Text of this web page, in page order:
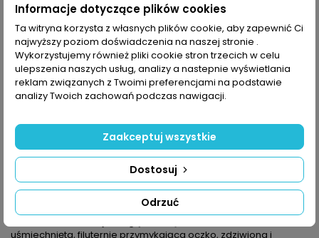
OPIS SZCZEGÓŁY PRODUKTU
Już wyszukanie ładnego modelu dla szydełkującego to radość,
a co dopiero, gdy od razu znajdzie ich kilka. W tym numerze
Wśród modeli: obrus prostokątny i kwadratowy z pęczkowymi
kwiatami oraz serwetka z wzorem przypominający ornament
bułgarski.
Jest też coś dla miłośników patchworku z cieniowanej włóczki: z
kwiatów o różnej wielkości powstały kwadratowa i prostokątna
serwetka. Na przeciwnym „grubościowo” biegunie są delikatne
serwetki z cienkiego kordonka.
uśmiechnięta, filuternie przymykająca oczko, zdziwiona i
Informacje dotyczące plików cookies
Ta witryna korzysta z własnych plików cookie, aby zapewnić Ci
najwyższy poziom doświadczenia na naszej stronie .
Wykorzystujemy również pliki cookie stron trzecich w celu
ulepszenia naszych usług, analizy a nastepnie wyświetlania
reklam związanych z Twoimi preferencjami na podstawie
analizy Twoich zachowań podczas nawigacji.
Odrzuć
Dostosuj
Zaakceptuj wszystkie